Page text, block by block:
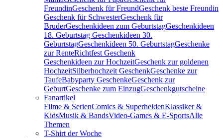
FreundinGeschenk für FreundGeschenk beste Freundin
Geschenk für SchwesterGeschenk für
BruderGeschenkideen zum GeburtstagGeschenkideen
18. Geburtstag Geschenkideen 30.
GeburtstagGeschenkideen 50. GeburtstagGeschenke
zur RenteRichtfest Geschenk
Geschenkideen zur HochzeitGeschenk zur goldenen
HochzeitSilberhochzeit GeschenkGeschenke zur
TaufeBabyparty GeschenkeGeschenk zur
GeburtGeschenke zum EinzugGeschenkgutscheine
Fanartikel
Filme & SerienComics & SuperheldenKlassiker &
KidsMusik & BandsVideo-Games & E-SportsAlle
Themen
T-Shirt der Woche